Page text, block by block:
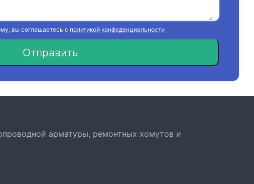
вы соглашаетесь с политикой конфеденциальности
Отправить
арматуры, ремонтных хомутов и